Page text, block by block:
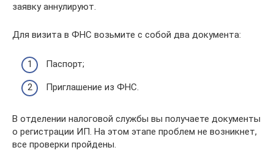
заявку аннулируют.
Для визита в ФНС возьмите с собой два документа:
Паспорт;
Приглашение из ФНС.
В отделении налоговой службы вы получаете документы
о регистрации ИП. На этом этапе проблем не возникнет,
все проверки пройдены.